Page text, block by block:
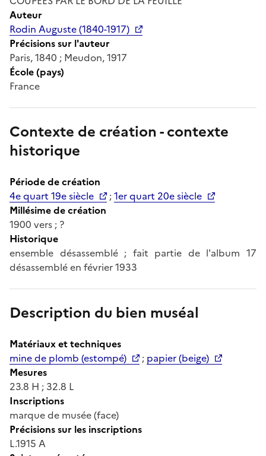
Auteur
Rodin Auguste (1840-1917)
Précisions sur l'auteur
Paris, 1840 ; Meudon, 1917
École (pays)
France
Contexte de création - contexte
historique
Période de création
4e quart 19e siècle
;1er quart 20e siècle
Millésime de création
1900 vers ; ?
Historique
ensemble désassemblé ; fait partie de l'album 17
désassemblé en février 1933
Description du bien muséal
Matériaux et techniques
mine de plomb (estompé)
; papier (beige)
Mesures
23.8 H ; 32.8 L
Inscriptions
marque de musée (face)
Précisions sur les inscriptions
L.1915 A